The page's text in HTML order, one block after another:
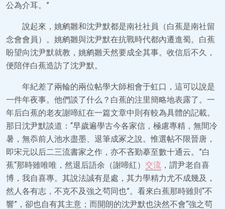
公為介耳。”
說起來，姚鹓雛和沈尹默都是南社社員（白蕉是南社留
念會會員）。姚鹓雛與沈尹默在抗戰時代都內遷進蜀。白蕉
盼望向沈尹默就教，姚鹓雛天然要成全其事。收信后不久，
便陪伴白蕉造訪了沈尹默。
年紀差了兩輪的兩位帖學大師相會于虹口，這可以說是
一件年夜事。他們談了什么？白蕉的注里簡略地表露了。一
年后白蕉的老友謝啼紅在一篇文章中則有較為具體的記載。
那日沈尹默談道：“早歲遍學古今各家信，極慮專精，無間冷
暑，無忝前人池水盡墨、退筆成冢之說。惟選帖不限晉唐，
即宋元以后二三流書家之作，亦不吝勤摹至數十通云。”白
蕉“那時雖唯唯，然退后語余（謝啼紅） 交流 ，謂尹老自喜
博，我自喜專。其說法誠有是處，其力學精力尤不成幾及，
然人各有志，不克不及強之茍同也”。看來白蕉那時雖則“不
響”，卻也自有其主意；而開朗的沈尹默也決然不會“強之茍